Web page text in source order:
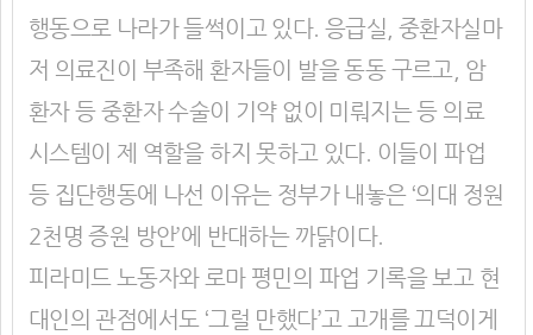
행동으로 나라가 들썩이고 있다. 응급실, 중환자실마
저 의료진이 부족해 환자들이 발을 동동 구르고, 암
환자 등 중환자 수술이 기약 없이 미뤄지는 등 의료
시스템이 제 역할을 하지 못하고 있다. 이들이 파업
등 집단행동에 나선 이유는 정부가 내놓은 ‘의대 정원
2천명 증원 방안’에 반대하는 까닭이다.
피라미드 노동자와 로마 평민의 파업 기록을 보고 현
대인의 관점에서도 ‘그럴 만했다’고 고개를 끄덕이게